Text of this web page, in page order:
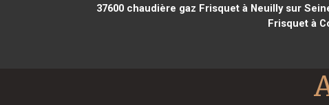
37600 chaudière gaz Frisquet à Neuilly sur
Frisquet à